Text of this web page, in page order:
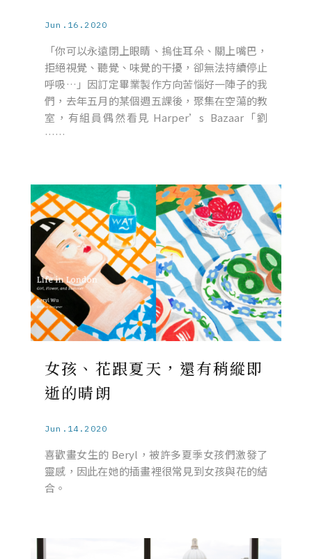
Jun.16.2020
「你可以永遠閉上眼睛、摀住耳朵、關上嘴巴，
拒絕視覺、聽覺、味覺的干擾，卻無法持續停止
呼吸…」因訂定畢業製作方向苦惱好一陣子的我
們，去年五月的某個週五課後，聚集在空蕩的教
室，有組員偶然看見 Harper’s Bazaar「劉
……
女孩、花跟夏天，還有稍縱即
逝的晴朗
Jun.14.2020
喜歡畫女生的 Beryl，被許多夏季女孩們激發了
靈感，因此在她的插畫裡很常見到女孩與花的結
合。